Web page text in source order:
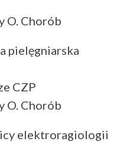
O. Chorób
pielęgniarska
CZP
O. Chorób
elektroragiologii